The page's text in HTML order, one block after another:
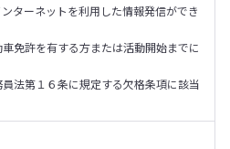
ターネットを利用した情報発信ができ
車免許を有する方または活動開始までに
員法第１６条に規定する欠格条項に該当